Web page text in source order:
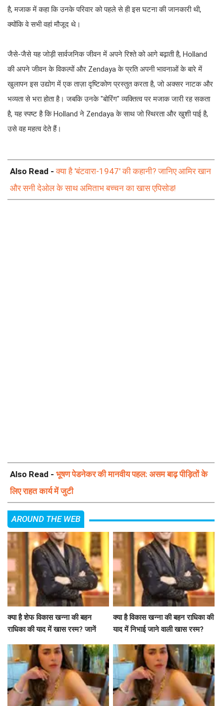
है, मजाक में कहा कि उनके परिवार को पहले से ही इस घटना की जानकारी थी,
क्योंकि वे सभी वहां मौजूद थे।
जैसे-जैसे यह जोड़ी सार्वजनिक जीवन में अपने रिश्ते को आगे बढ़ाती है, Holland
की अपने जीवन के विकल्पों और Zendaya के प्रति अपनी भावनाओं के बारे में
खुलापन इस उद्योग में एक ताज़ा दृष्टिकोण प्रस्तुत करता है, जो अक्सर नाटक और
भव्यता से भरा होता है। जबकि उनके "बोरिंग" व्यक्तित्व पर मजाक जारी रह सकता
है, यह स्पष्ट है कि Holland ने Zendaya के साथ जो स्थिरता और खुशी पाई है,
उसे वह महत्व देते हैं।
Also Read -क्या है 'बंटवारा-1947' की कहानी? जानिए आमिर खान
और सनी देओल के साथ अमिताभ बच्चन का खास एपिसोड!
Also Read - भूषण पेडनेकर की मानवीय पहल: असम बाढ़ पीड़ितों के
लिए राहत कार्य में जुटी
AROUND THE WEB
क्या है शेफ विकास खन्ना की बहन
राधिका की याद में खास रस्म? जानें
क्या है विकास खन्ना की बहन राधिका की
याद में निभाई जाने वाली खास रस्म?